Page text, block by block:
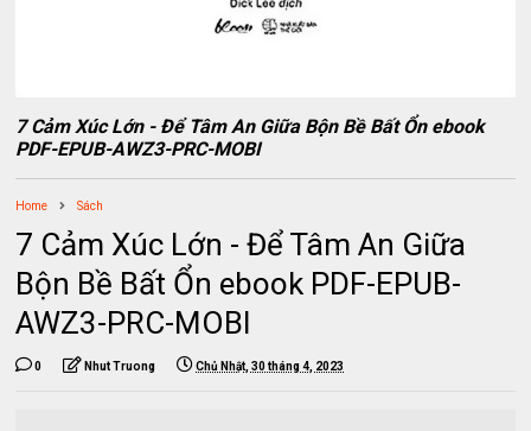
7 Cảm Xúc Lớn - Để Tâm An Giữa Bộn Bề Bất Ổn ebook
PDF-EPUB-AWZ3-PRC-MOBI
Home Sách
7 Cảm Xúc Lớn - Để Tâm An Giữa
Bộn Bề Bất Ổn ebook PDF-EPUB-
AWZ3-PRC-MOBI
0 Nhut Truong Chủ Nhật, 30 tháng 4, 2023